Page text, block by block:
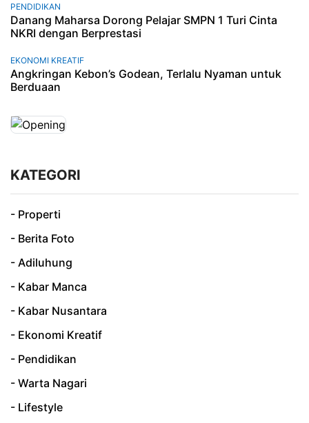
PENDIDIKAN
Danang Maharsa Dorong Pelajar SMPN 1 Turi Cinta
NKRI dengan Berprestasi
EKONOMI KREATIF
Angkringan Kebon’s Godean, Terlalu Nyaman untuk
Berduaan
KATEGORI
- Properti
- Berita Foto
- Adiluhung
- Kabar Manca
- Kabar Nusantara
- Ekonomi Kreatif
- Pendidikan
- Warta Nagari
- Lifestyle